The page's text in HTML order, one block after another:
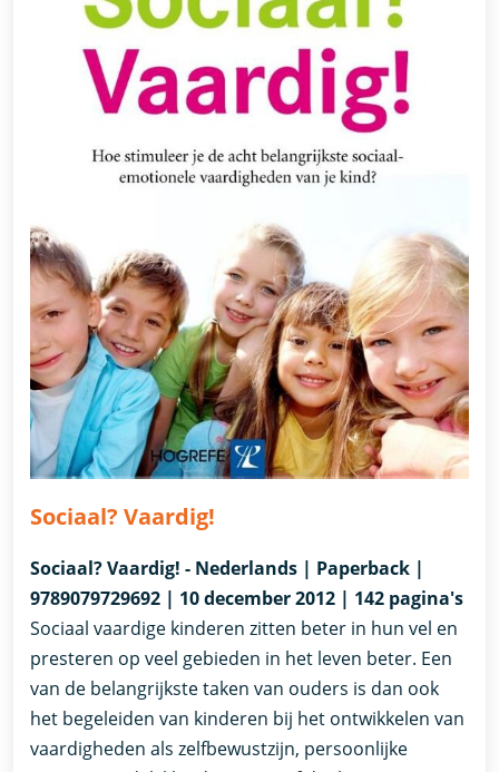
Sociaal? Vaardig!
Sociaal? Vaardig! - Nederlands | Paperback |
9789079729692 | 10 december 2012 | 142 pagina's
Sociaal vaardige kinderen zitten beter in hun vel en
presteren op veel gebieden in het leven beter. Een
van de belangrijkste taken van ouders is dan ook
het begeleiden van kinderen bij het ontwikkelen van
vaardigheden als zelfbewustzijn, persoonlijke